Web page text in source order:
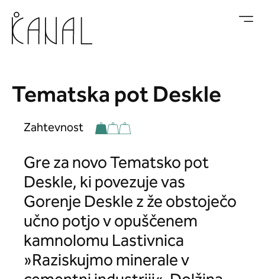
Tematska pot Deskle
Zahtevnost
Gre za novo Tematsko pot
Deskle, ki povezuje vas
Gorenje Deskle z že obstoječo
učno potjo v opuščenem
kamnolomu Lastivnica
»Raziskujmo minerale v